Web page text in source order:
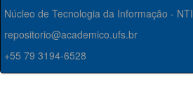
Núcleo de Tecnologia da Informação - NTI
repositorio@academico.ufs.br
+55 79 3194-6528